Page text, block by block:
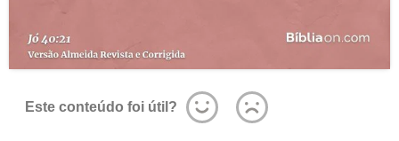
Este conteúdo foi útil?